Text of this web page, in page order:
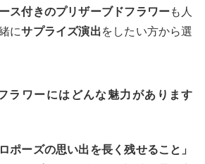
ス付きのプリザーブドフラワーも人
にサプライズ演出をしたい方から選
ラワーにはどんな魅力があります
ロポーズの思い出を長く残せること」